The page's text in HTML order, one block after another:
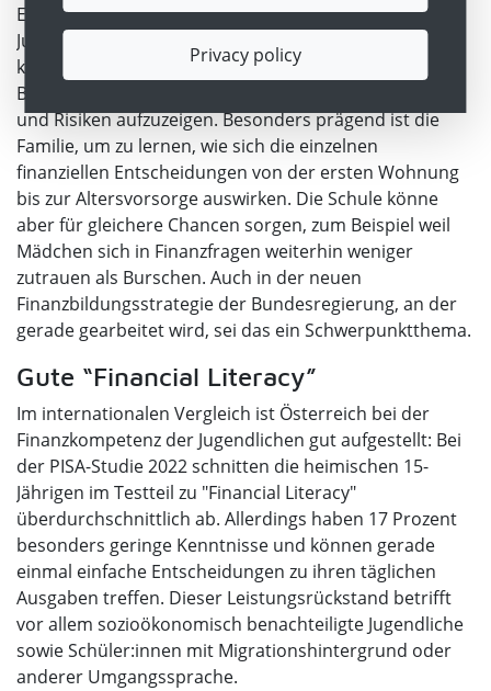
Eibinger-Miedl betonte das große Interesse der
Jugendlichen an Finanzbildung. Im digitalen Raum
kommen sie immer früher mit Finanzprodukten in
Berührung. Daher sei es umso wichtiger, hier Chancen
und Risiken aufzuzeigen. Besonders prägend ist die
Familie, um zu lernen, wie sich die einzelnen
finanziellen Entscheidungen von der ersten Wohnung
bis zur Altersvorsorge auswirken. Die Schule könne
aber für gleichere Chancen sorgen, zum Beispiel weil
Mädchen sich in Finanzfragen weiterhin weniger
zutrauen als Burschen. Auch in der neuen
Finanzbildungsstrategie der Bundesregierung, an der
gerade gearbeitet wird, sei das ein Schwerpunktthema.
Gute “Financial Literacy”
Im internationalen Vergleich ist Österreich bei der
Finanzkompetenz der Jugendlichen gut aufgestellt: Bei
der PISA-Studie 2022 schnitten die heimischen 15-
Jährigen im Testteil zu "Financial Literacy"
überdurchschnittlich ab. Allerdings haben 17 Prozent
besonders geringe Kenntnisse und können gerade
einmal einfache Entscheidungen zu ihren täglichen
Ausgaben treffen. Dieser Leistungsrückstand betrifft
vor allem sozioökonomisch benachteiligte Jugendliche
sowie Schüler:innen mit Migrationshintergrund oder
anderer Umgangssprache.
Privacy policy